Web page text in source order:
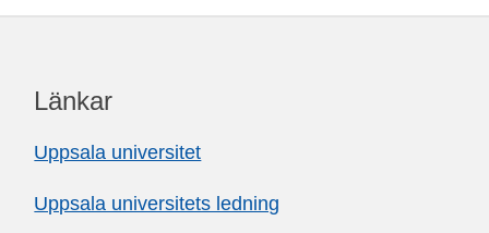
Länkar
Uppsala universitet
Uppsala universitets ledning